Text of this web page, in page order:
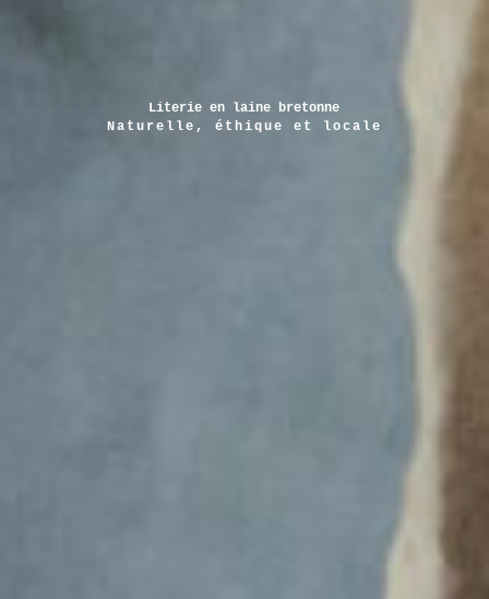
Literie en laine bretonne
Naturelle, éthique et locale